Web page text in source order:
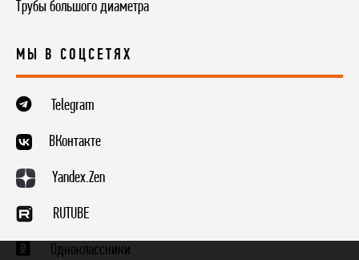
Трубы большого диаметра
МЫ В СОЦСЕТЯХ
Telegram
ВКонтакте
Yandex.Zen
RUTUBE
Одноклассники